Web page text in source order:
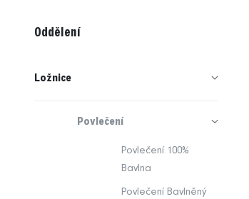
Oddělení
Ložnice
Povlečení
Povlečení 100%
Bavlna
Povlečení Bavlněný